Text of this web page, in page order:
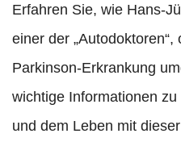
Erfahren Sie, wie Hans-
einer der
Parkinson-Erkrankung
wichtige Informationen
und dem Leben mit